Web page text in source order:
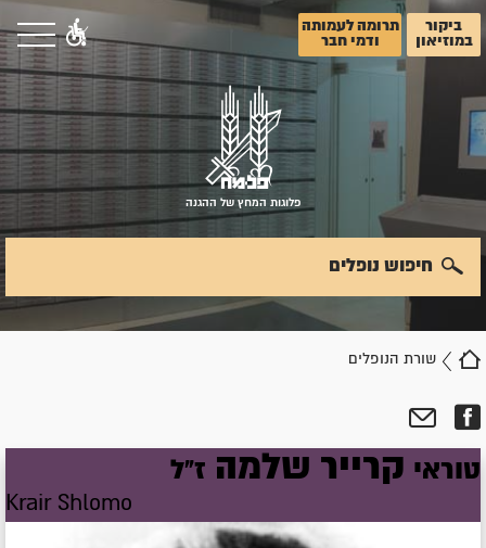
ביקור
במוזיאון
תרומה לעמותה
ודמי חבר
פלוגות המחץ של ההגנה
שורת הנופלים
חיפוש נופלים
טוראי קרייר שלמה ז"ל
Krair Shlomo